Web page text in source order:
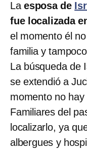
La esposa de
fue localizada
el momento él
familia y
La búsqueda de
se extendió a
momento no
Familiares del
localizarlo, ya
albergues y